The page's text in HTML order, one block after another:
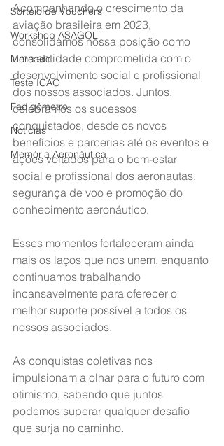
Sorteio de Vouchers
Workshop ASAGOL
Mercado
Teste ICAO
Fadigômetro
Notícias
Memória Aeronáutica
Acompanhando o crescimento da
aviação brasileira em 2023,
consolidamos nossa posição como
uma entidade comprometida com o
desenvolvimento social e profissional
dos nossos associados. Juntos,
celebramos os sucessos
conquistados, desde os novos
benefícios e parcerias até os eventos e
ações voltados para o bem-estar
social e profissional dos aeronautas,
segurança de voo e promoção do
conhecimento aeronáutico.
Esses momentos fortaleceram ainda
mais os laços que nos unem, enquanto
continuamos trabalhando
incansavelmente para oferecer o
melhor suporte possível a todos os
nossos associados.
As conquistas coletivas nos
impulsionam a olhar para o futuro com
otimismo, sabendo que juntos
podemos superar qualquer desafio
que surja no caminho.